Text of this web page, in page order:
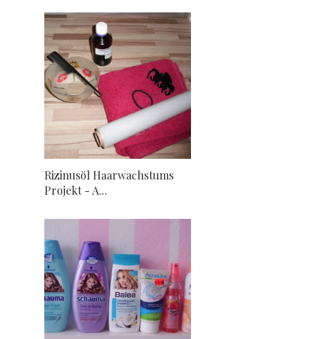
Rizinusöl Haarwachstums
Projekt - A...